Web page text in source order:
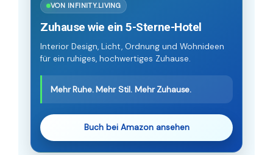
VON INFINITY.LIVING
Zuhause wie ein 5-Sterne-Hotel
Interior Design, Licht, Ordnung und Wohnideen
für ein ruhiges, hochwertiges Zuhause.
Mehr Ruhe. Mehr Stil. Mehr Zuhause.
Buch bei Amazon ansehen